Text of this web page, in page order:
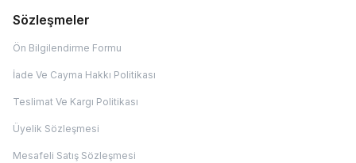
Sözleşmeler
Ön Bilgilendirme Formu
İade Ve Cayma Hakkı Politikası
Teslimat Ve Kargı Politikası
Üyelik Sözleşmesi
Mesafeli Satış Sözleşmesi